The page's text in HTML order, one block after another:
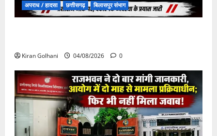
अपराध / हादसा छत्तीसगढ़ बिलासपुर संभाग
Kiran Golhani 04/08/2026 0